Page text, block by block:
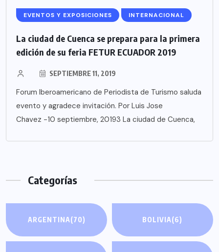
EVENTOS Y EXPOSICIONES INTERNACIONAL
La ciudad de Cuenca se prepara para la primera
edición de su feria FETUR ECUADOR 2019
SEPTIEMBRE 11, 2019
Forum Iberoamericano de Periodista de Turismo saluda
evento y agradece invitación. Por Luis Jose
Chavez -10 septiembre, 20193 La ciudad de Cuenca,
Categorías
ARGENTINA(70) BOLIVIA(6)